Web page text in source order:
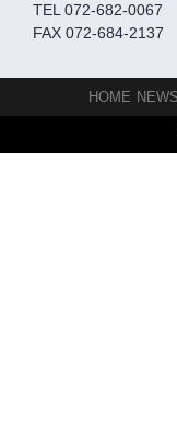
TEL 072-682-0067
FAX 072-684-2137
HOME NEWS